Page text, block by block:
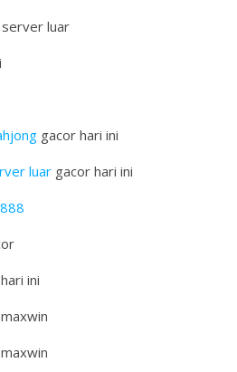
server luar
gacor hari ini
luar gacor hari ini
hari ini